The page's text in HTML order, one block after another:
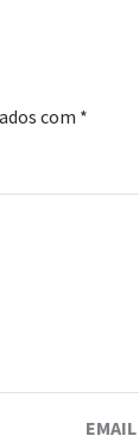
com *
EMAIL